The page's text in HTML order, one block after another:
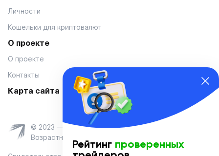
Личности
Кошельки для криптовалют
О проекте
О проекте
Контакты
Карта сайта
© 2023 — Coinmania
Возрастное ограничение 16+
Рейтинг проверенных